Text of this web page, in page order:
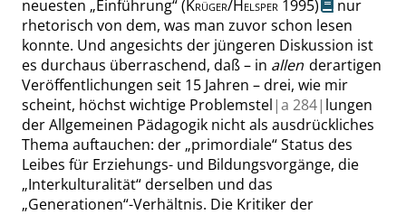
neuesten „Einführung“(Krüger/Helsper 1995)
nur
rhetorisch von dem, was man zuvor schon lesen
konnte. Und angesichts der jüngeren Diskussion ist
es durchaus überraschend, daß – in allen derartigen
Veröffentlichungen seit 15 Jahren – drei, wie mir
scheint, höchst wichtige Problemstel |a 284| lungen
der Allgemeinen Pädagogik nicht als ausdrückliches
Thema auftauchen: der „primordiale“Status des
Leibes für Erziehungs- und Bildungsvorgänge, die
„Interkulturalität“derselben und das
„Generationen“-Verhältnis. Die Kritiker der